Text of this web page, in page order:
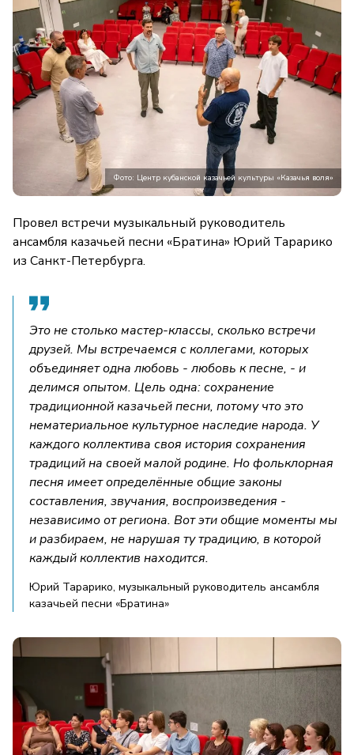
Фото: Центр кубанской казачьей культуры «Казачья воля»
Провел встречи музыкальный руководитель
ансамбля казачьей песни «Братина» Юрий Тарарико
из Санкт-Петербурга.
Это не столько мастер-классы, сколько встречи
друзей. Мы встречаемся с коллегами, которых
объединяет одна любовь - любовь к песне, - и
делимся опытом. Цель одна: сохранение
традиционной казачьей песни, потому что это
нематериальное культурное наследие народа. У
каждого коллектива своя история сохранения
традиций на своей малой родине. Но фольклорная
песня имеет определённые общие законы
составления, звучания, воспроизведения -
независимо от региона. Вот эти общие моменты мы
и разбираем, не нарушая ту традицию, в которой
каждый коллектив находится.
Юрий Тарарико, музыкальный руководитель ансамбля
казачьей песни «Братина»